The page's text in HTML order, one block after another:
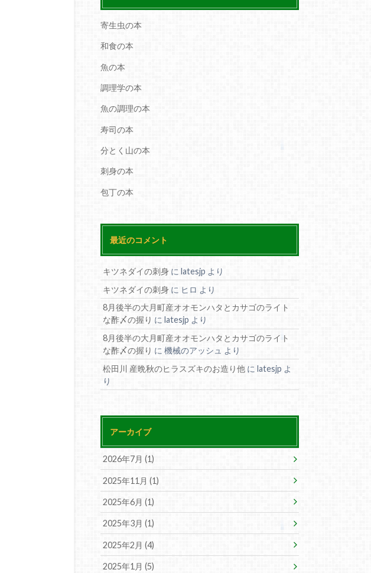
寄生虫の本
和食の本
魚の本
調理学の本
魚の調理の本
寿司の本
分とく山の本
刺身の本
包丁の本
最近のコメント
キツネダイの刺身 にlatesjp より
キツネダイの刺身 に ヒロ より
8月後半の大月町産オオモンハタとカサゴのライト
な酢〆の握り にlatesjp より
8月後半の大月町産オオモンハタとカサゴのライト
な酢〆の握り に機械のアッシュ より
松田川 産晩秋のヒラスズキのお造り他 にlatesjp よ
り
アーカイブ
2026年7月 (1)
2025年11月 (1)
2025年6月 (1)
2025年3月 (1)
2025年2月 (4)
2025年1月 (5)